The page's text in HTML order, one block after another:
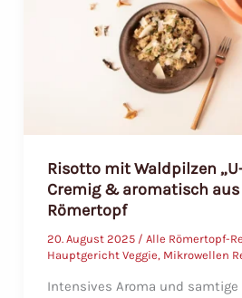
aromatisch
Risotto mit Waldpilzen
Cremig & aromatisch aus
Römertopf
20. August 2025 / Alle Römertopf-
Hauptgericht Veggie, Mikrowellen
Intensives Aroma und samtige